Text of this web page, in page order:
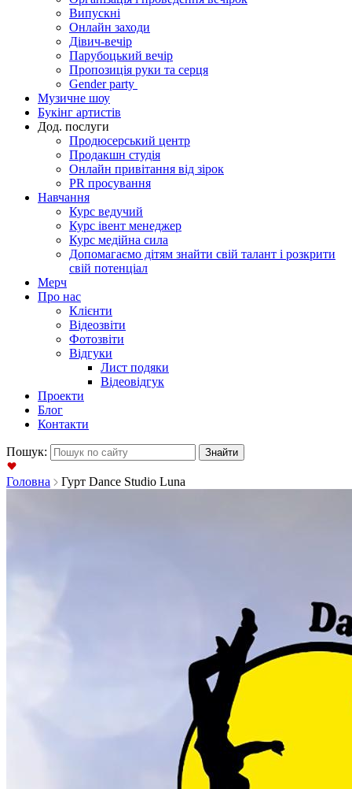
Випускні
Онлайн заходи
Дівич-вечір
Парубоцький вечір
Пропозиція руки та серця
Gender party
Музичне шоу
Букінг артистів
Дод. послуги
Продюсерський центр
Продакшн студія
Онлайн привітання від зірок
PR просування
Навчання
Курс ведучий
Курс івент менеджер
Курс медійна сила
Допомагаємо дітям знайти свій талант і розкрити
свій потенціал
Мерч
Про нас
Клієнти
Відеозвіти
Фотозвіти
Відгуки
Лист подяки
Відеовідгук
Проекти
Блог
Контакти
Пошук:
Головна Гурт Dance Studio Luna